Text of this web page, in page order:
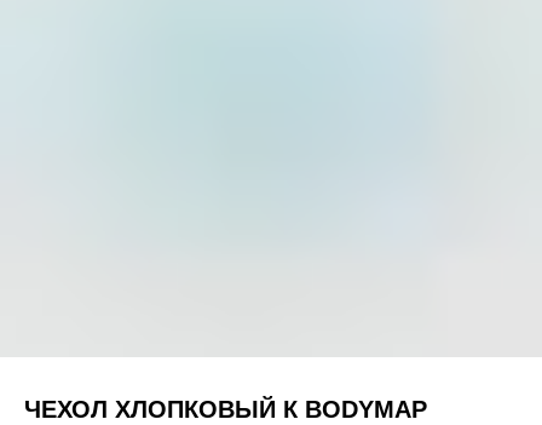
ЧЕХОЛ ХЛОПКОВЫЙ К BODYMAP